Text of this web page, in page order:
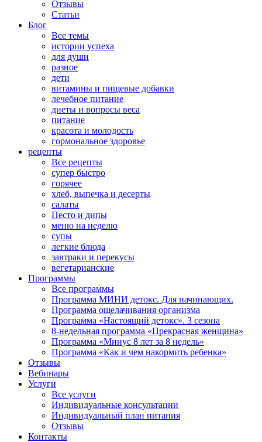
Отзывы
Статьи
Блог
Все темы
истории успеха
для души
разное
дети
витамины и пищевые добавки
лечебное питание
диеты и вопросы веса
питание
красота и молодость
гормональное здоровье
рецепты
Все рецепты
супер быстро
горячее
хлеб, выпечка и десерты
салаты
Песто и дипы
меню на неделю
супы
легкие блюда
завтраки и перекусы
вегетарианские
Программы
Все программы
Программа МИНИ детокс. Для начинающих.
Программа ощелачивания организма
Программа «Настоящий детокс». 3 сезона
8-недельная программа «Прекрасная женщина»
Программа «Минус 8 лет за 8 недель»
Программа «Как и чем накормить ребенка»
Отзывы
Вебинары
Услуги
Все услуги
Индивидуальные консультации
Индивидуальный план питания
Отзывы
Контакты